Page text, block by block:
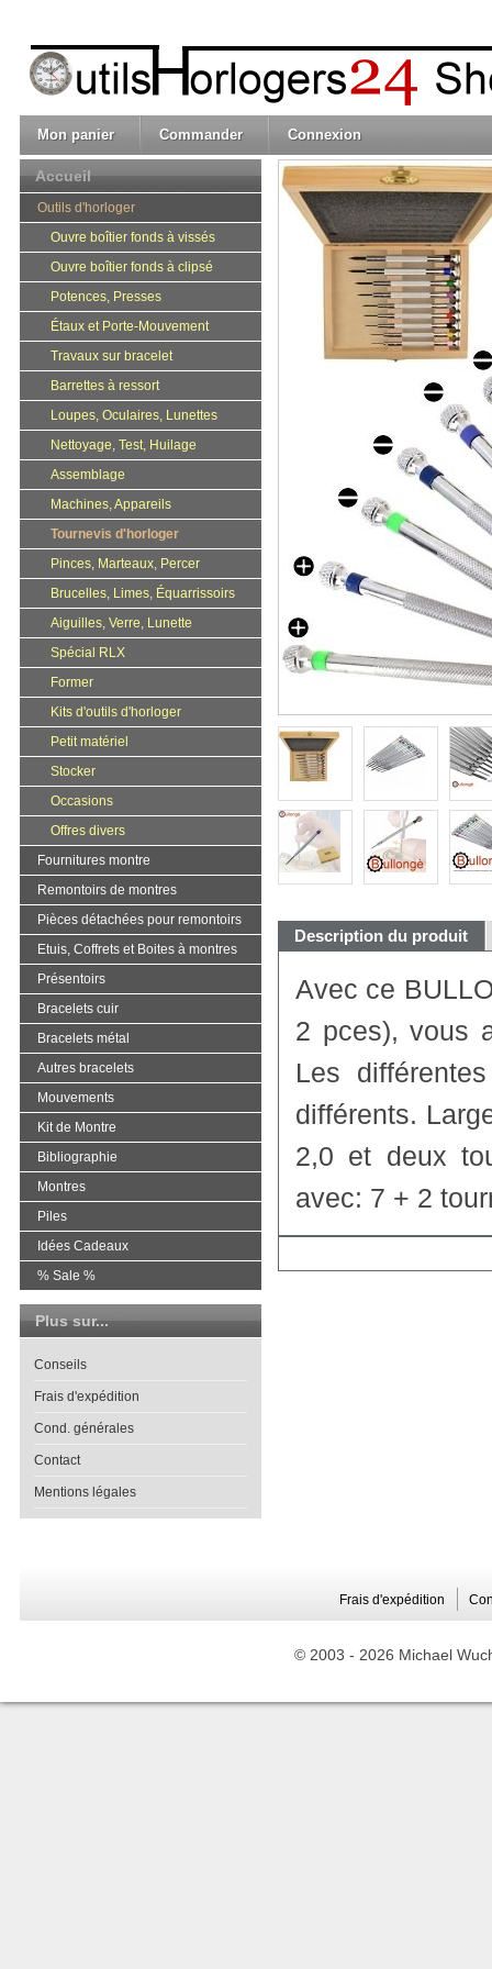
Mon panier Commander Connexion
Description du produit
Avec ce
2 pces), vous
Les
différents.
2,0 et deux
avec: 7 + 2
Accueil
Outils d'horloger
Ouvre boîtier fonds à vissés
Ouvre boîtier fonds à clipsé
Potences, Presses
Étaux et Porte-Mouvement
Travaux sur bracelet
Barrettes à ressort
Loupes, Oculaires, Lunettes
Nettoyage, Test, Huilage
Assemblage
Machines, Appareils
Tournevis d'horloger
Pinces, Marteaux, Percer
Brucelles, Limes, Équarrissoirs
Aiguilles, Verre, Lunette
Spécial RLX
Former
Kits d'outils d'horloger
Petit matériel
Stocker
Occasions
Offres divers
Fournitures montre
Remontoirs de montres
Pièces détachées pour remontoirs
Etuis, Coffrets et Boites à montres
Présentoirs
Bracelets cuir
Bracelets métal
Autres bracelets
Mouvements
Kit de Montre
Bibliographie
Montres
Piles
Idées Cadeaux
% Sale %
Plus sur...
Conseils
Frais d'expédition
Cond. générales
Contact
Mentions légales
Frais d'expédition
© 2003 - 2026 Michael